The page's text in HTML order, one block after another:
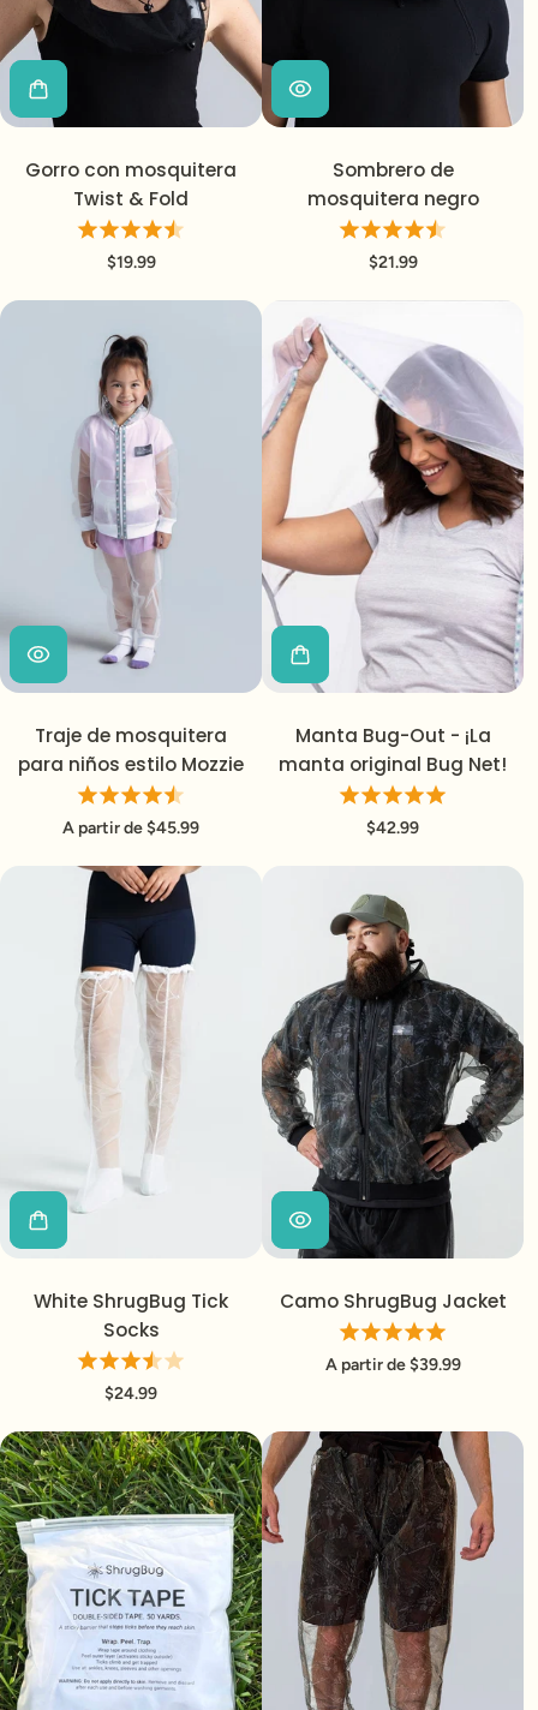
Gorro con mosquitera
Twist & Fold
$19.99
Sombrero de
mosquitera negro
$21.99
Traje de mosquitera
para niños estilo Mozzie
A partir de $45.99
Manta Bug-Out - ¡La
manta original Bug Net!
$42.99
White ShrugBug Tick
Socks
$24.99
Camo ShrugBug Jacket
A partir de $39.99
Inicie sesión en su cuenta para agregar
productos a su lista de deseos y ver los artículos
guardados anteriormente.